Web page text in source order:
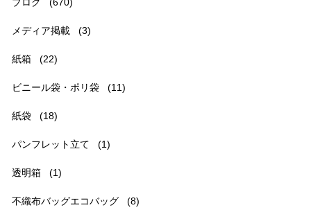
メディア掲載 (3)
紙箱 (22)
ビニール袋・ポリ袋 (11)
紙袋 (18)
パンフレット立て (1)
透明箱 (1)
不織布バッグエコバッグ (8)